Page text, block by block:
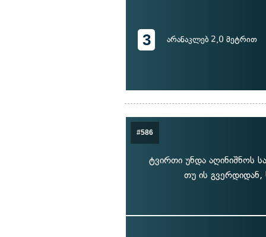
3 არანაკლებ 2,0 მეტრით
#586
ტვირთი უნდა აღინიშნოს
თუ ის გვერდიდან,